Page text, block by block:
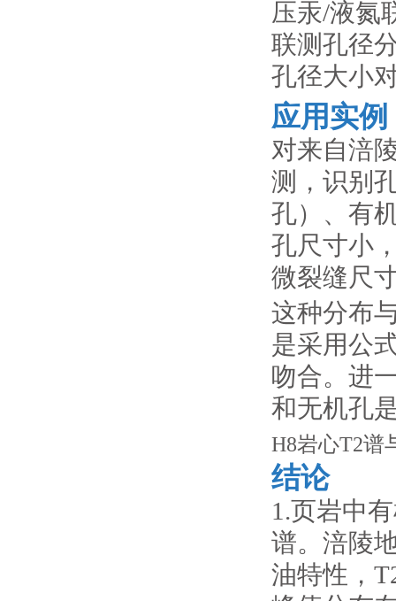
压汞/液氮
联测孔径
孔径大小
应用实例
对来自涪
测，识别
孔）、有
孔尺寸小
微裂缝尺
这种分布
是采用公
吻合。进
和无机孔
H8岩心T2谱
结论
1.页岩中
谱。涪陵
油特性，